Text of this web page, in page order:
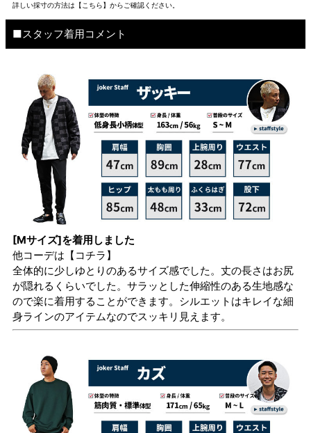
詳しい採寸の方法は 【こちら】から ご確認ください。
■スタッフ着用コメント
[Mサイズ]を着用しました
他コーデは 【コチラ】
全体的に少しゆとりのあるサイズ感でした。丈の長さはお尻
が隠れるくらいでした。サラッとした伸縮性のある生地感な
ので楽に着用することができます。シルエットはキレイな細
身ラインのアイテムなのでスッキリ見えます。